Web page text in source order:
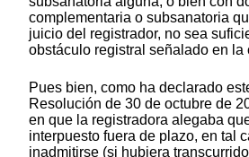
complementaria o subsanatoria
juicio del registrador, no sea
obstáculo registral señalado en
Pues bien, como ha declarado
Resolución de 30 de octubre de
en que la registradora alegaba
interpuesto fuera de plazo, en tal
inadmitirse (si hubiera